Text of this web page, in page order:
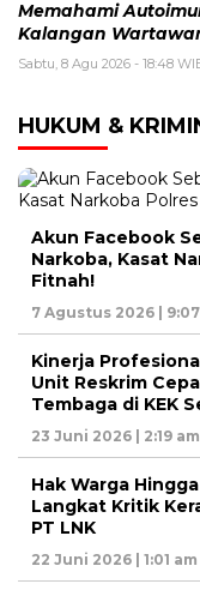
Memahami
Kalangan
Sabtu, 8 Agu 2026 - 18:48
HUKUM &
Akun Facebook
Narkoba, Kasat
Fitnah!
7 Agustus 2026 |
Kinerja
Unit Reskrim
Tembaga di KEK
23 Juni 2026 | 2:19
Hak Warga
Langkat Kritik
PT LNK
22 Juni 2026 | 1:01